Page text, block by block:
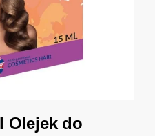
Olejek do